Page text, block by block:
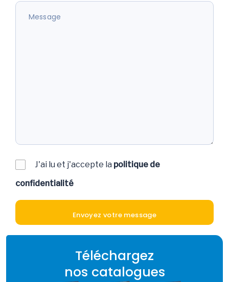
J'ai lu et j'accepte la politique de
confidentialité
Téléchargez
nos catalogues